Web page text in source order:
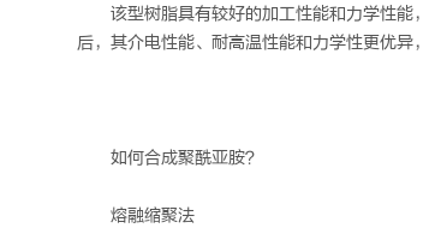
该型树脂具有较好的加工性能和力学性
后，其介电性能、耐高温性能和力学性更优异
如何合成聚酰亚胺？
熔融缩聚法